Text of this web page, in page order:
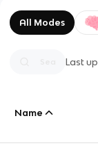
All Modes
Last
Name